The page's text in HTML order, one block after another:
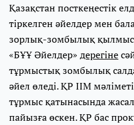
Қазақстан посткеңестік
тіркелген әйелдер мен
зорлық-зомбылық
«БҰҰ Әйелдер» дерегіне
тұрмыстық зомбылық
әйел өледі. ҚР ІІМ
тұрмыс қатынасында
пайызға өскен. ҚР бас